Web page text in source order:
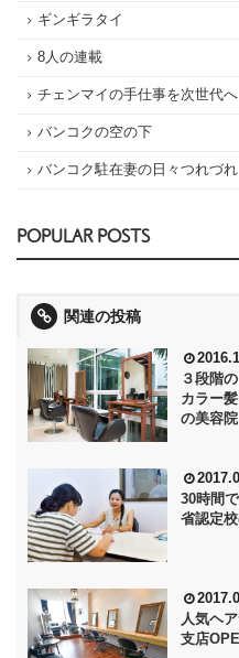
ギンギラタイ
8人の連載
チェンマイの手仕事を次世代へ
バンコクの空の下
バンコク駐在妻の日々つれづれ
POPULAR POSTS
関連の投稿
３段階
カラー
の美容院
30時間
省認定
人気ヘ
支店